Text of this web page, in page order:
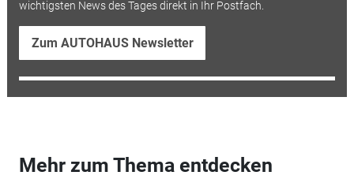
wichtigsten News des Tages direkt in Ihr Postfach.
Zum AUTOHAUS Newsletter
Mehr zum Thema entdecken